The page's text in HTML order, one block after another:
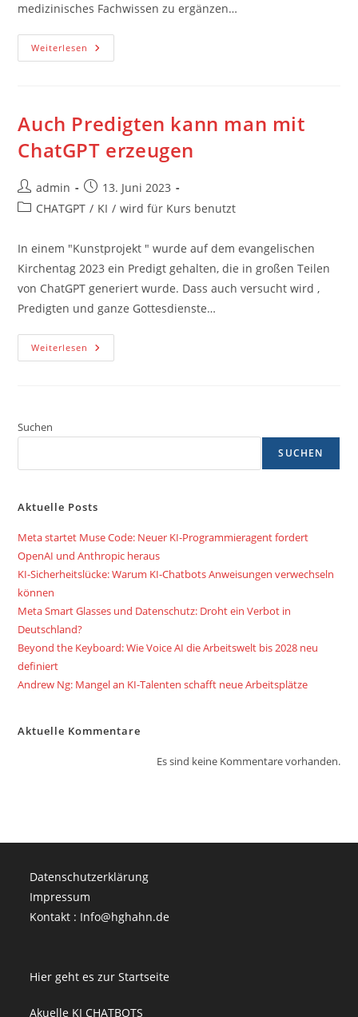
medizinisches Fachwissen zu ergänzen…
Weiterlesen „Dr.
ChatGPT“
Auch Predigten kann man mit
ChatGPT erzeugen
Beitrags-
Autor:
admin
Beitrag
veröffentlicht:
13. Juni 2023
Beitrags-
CHATGPT / KI / wird für Kurs benutzt
In einem "Kunstprojekt " wurde auf dem evangelischen
Kirchentag 2023 ein Predigt gehalten, die in großen Teilen
von ChatGPT generiert wurde. Dass auch versucht wird ,
Predigten und ganze Gottesdienste…
Weiterlesen Auch
Predigten
Suchen
SUCHEN
Aktuelle Posts
Meta startet Muse Code: Neuer KI-Programmieragent fordert
OpenAI und Anthropic heraus
KI-Sicherheitslücke: Warum KI-Chatbots Anweisungen verwechseln
können
Meta Smart Glasses und Datenschutz: Droht ein Verbot in
Deutschland?
Beyond the Keyboard: Wie Voice AI die Arbeitswelt bis 2028 neu
definiert
Andrew Ng: Mangel an KI-Talenten schafft neue Arbeitsplätze
Aktuelle Kommentare
Es sind keine Kommentare vorhanden.
Datenschutzerklärung
Impressum
Kontakt : Info@hghahn.de
Hier geht es zur Startseite
Akuelle KI CHATBOTS